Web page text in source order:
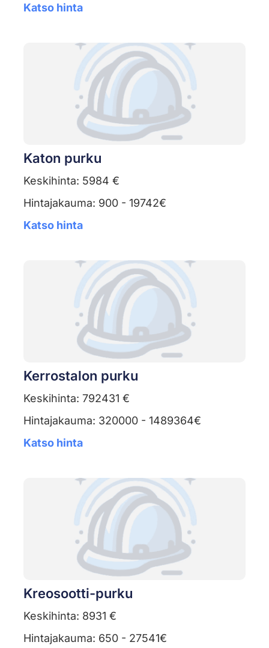
Katso hinta
Katon purku
Keskihinta: 5984 €
Hintajakauma: 900 - 19742€
Katso hinta
Kerrostalon purku
Keskihinta: 792431 €
Hintajakauma: 320000 - 1489364€
Katso hinta
Kreosootti-purku
Keskihinta: 8931 €
Hintajakauma: 650 - 27541€